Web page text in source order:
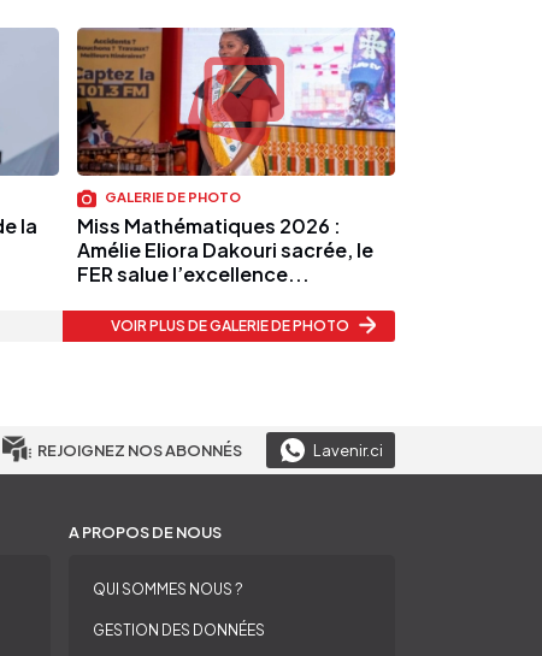
la
GALERIE DE PHOTO
Miss Mathématiques 2026 :
Amélie Eliora Dakouri sacrée, le
FER salue l’excellence...
VOIR PLUS DE GALERIE DE PHOTO
REJOIGNEZ NOS ABONNÉS Lavenir.ci
A PROPOS DE NOUS
QUI SOMMES NOUS ?
GESTION DES DONNÉES